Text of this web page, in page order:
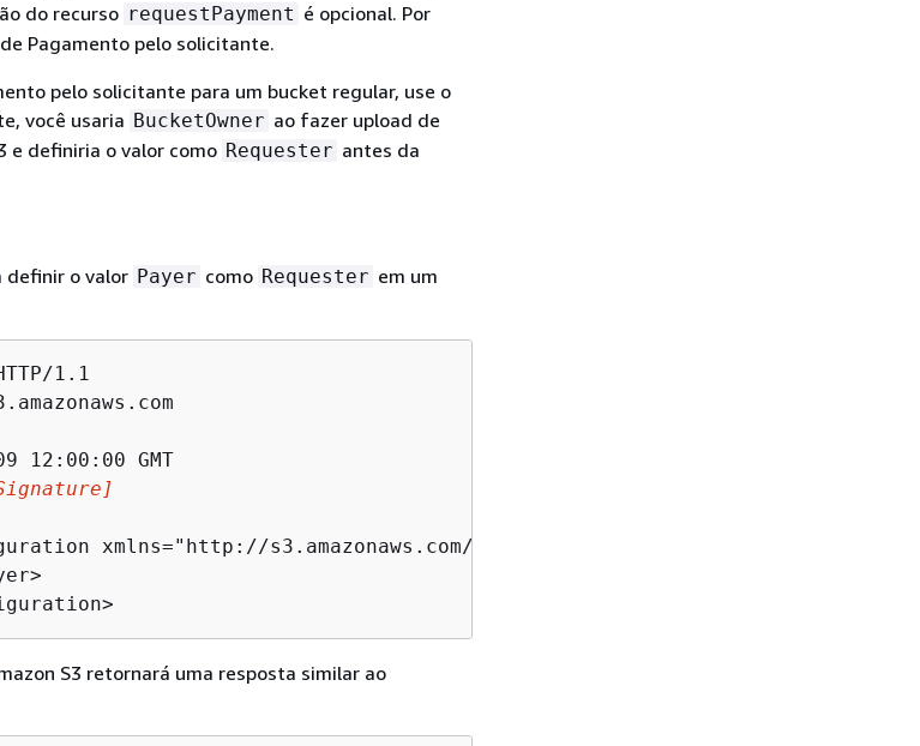
do recurso requestPayment é opcional. Por
Pagamento pelo solicitante.
pelo solicitante para um bucket regular, use o
você usaria BucketOwner ao fazer upload de
e definiria o valor como Requester antes da
definir o valor Payer como Requester em um
1.1
12:00:00 GMT
xmlns="http://s3.amazonaws.com/doc/2006-03-01/">
S3 retornará uma resposta similar ao